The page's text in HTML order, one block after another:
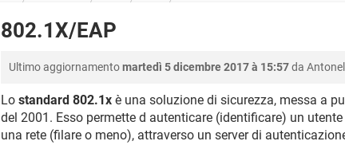
802.1X/EAP
Ultimo aggiornamentomartedì 5 dicembre 2017 à 15:57da
Lo standard 802.1x è una soluzione di sicurezza, messa a
del 2001. Esso permette d autenticare (identificare) un
una rete (filare o meno), attraverso un server di